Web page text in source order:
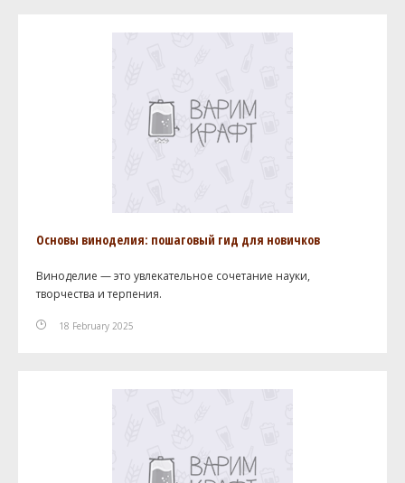
Основы виноделия: пошаговый гид для новичков
Виноделие — это увлекательное сочетание науки,
творчества и терпения.
18 February 2025